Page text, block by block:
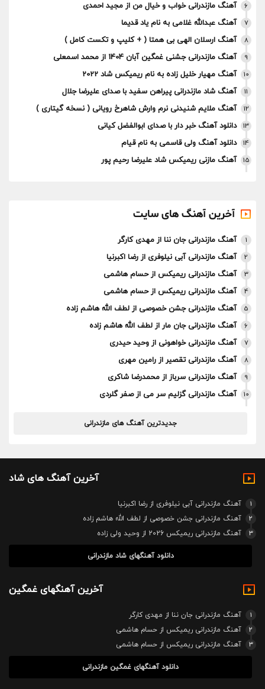
6 آهنگ مازندرانی خواب و خیال من از مجید احمدی
7 آهنگ عبدالله غلامی به نام یاد قدیما
8 آهنگ ارسلان الهی بی همتا ( + کلیپ و تکست کامل )
9 آهنگ مازندرانی جشنی غمگین آبان 1404 از محمد اسمعلی
10 آهنگ مهیار خلیل زاده به نام ریمیکس شاد 2022
11 آهنگ شاد مازندرانی پیراهن سفید با صدای علیرضا جلال
12 آهنگ ملایم شنیدنی نرم وارش شاهرخ رویانی ( نسخه گیتاری )
13 دانلود آهنگ خبر دار با صدای ابوالفضل کیانی
14 دانلود آهنگ ولی قاسمی به نام قیام
15 آهنگ مازنی ریمیکس شاد علیرضا رحیم پور
آخرین آهنگ های سایت
1 آهنگ مازندرانی جان ننا از مهدی کارگر
2 آهنگ مازندرانی آبی نیلوفری از رضا اکبرنیا
3 آهنگ مازندرانی ریمیکس از حسام هاشمی
4 آهنگ مازندرانی ریمیکس از حسام هاشمی
5 آهنگ مازندرانی جشن خصوصی از لطف الله هاشم زاده
6 آهنگ مازندرانی جان مار از لطف الله هاشم زاده
7 آهنگ مازندرانی خواهونی از وحید حیدری
8 آهنگ مازندرانی تقصیر از رامین مهری
9 آهنگ مازندرانی سرباز از محمدرضا شاکری
10 آهنگ مازندرانی گزلیم سر می از صفر گلردی
جدیدترین آهنگ های مازندرانی
آخرین آهنگ های شاد
1
آهنگ مازندرانی آبی نیلوفری از رضا اکبرنیا
2
آهنگ مازندرانی جشن خصوصی از لطف الله هاشم زاده
3
آهنگ مازندرانی ریمیکس 2026 از وحید ولی زاده
دانلود آهنگهای شاد مازندرانی
آخرین آهنگهای غمگین
1
آهنگ مازندرانی جان ننا از مهدی کارگر
2
آهنگ مازندرانی ریمیکس از حسام هاشمی
3
آهنگ مازندرانی ریمیکس از حسام هاشمی
دانلود آهنگهای غمگین مازندرانی